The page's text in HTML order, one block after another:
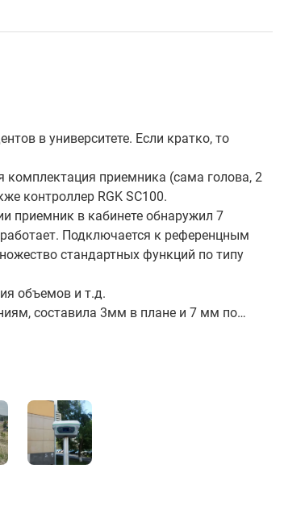
в университете. Если кратко, то
комплектация приемника (сама голова, 2
контроллер RGK SC100.
приемник в кабинете обнаружил 7
Подключается к референцным
стандартных функций по типу
объемов и т.д.
составила 3мм в плане и 7 мм по
расстоянии 17 км по Wi-Fi, составила 27
функционалу хороший.